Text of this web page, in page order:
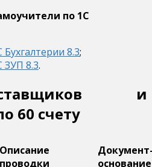
по 1С
8.3;
ЗУП 8.3.
и
60 счету
Описание
проводки
основание